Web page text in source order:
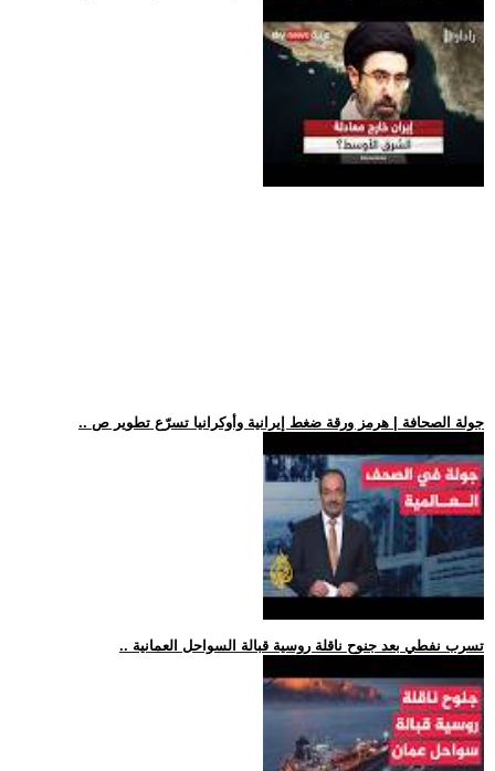
.. جولة الصحافة | هرمز ورقة ضغط إيرانية وأوكرانيا تسرّع تطوير ص
.. تسرب نفطي بعد جنوح ناقلة روسية قبالة السواحل العمانية